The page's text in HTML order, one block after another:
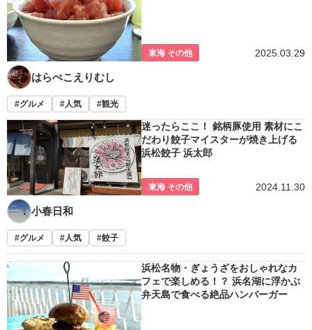
東海 その他 2025.03.29
はらぺこえりむし
グルメ 人気 観光
迷ったらここ！ 銘柄豚使用 素材にこ
だわり餃子マイスターが焼き上げる
浜松餃子 浜太郎
東海 その他 2024.11.30
小春日和
グルメ 人気 餃子
浜松名物・ぎょうざをおしゃれなカ
フェで楽しめる！？ 浜名湖に浮かぶ
弁天島で食べる絶品ハンバーガー